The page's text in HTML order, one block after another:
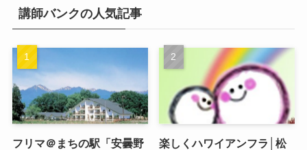
講師バンクの人気記事
フリマ＠まちの駅「安曇野
楽しくハワイアンフラ│松